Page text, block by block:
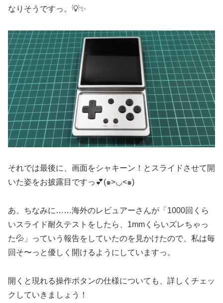
なりそうですっ。💡✨
それでは最後に、画面をシャキーン！とスライドさせて開
いた姿をお披露目ですっ💕(๑>◡<๑)
あ、ちなみに……海外のレビュアーさんが「1000回くら
いスライド耐久テストをしたら、1mmくらいズレちゃっ
た💦」っていう報告をしていたのを見かけたので、私は毎
回そ〜っと優しく開けるようにしていますっ。
開くと現れる操作ボタンの仕様についても、詳しくチェッ
クしていきましょう！